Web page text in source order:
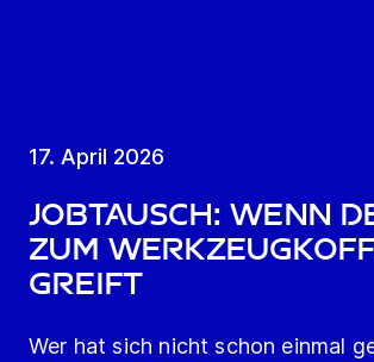
17. April 2026
Jobtausch: Wenn
zum
greift
Wer hat sich nicht schon einmal